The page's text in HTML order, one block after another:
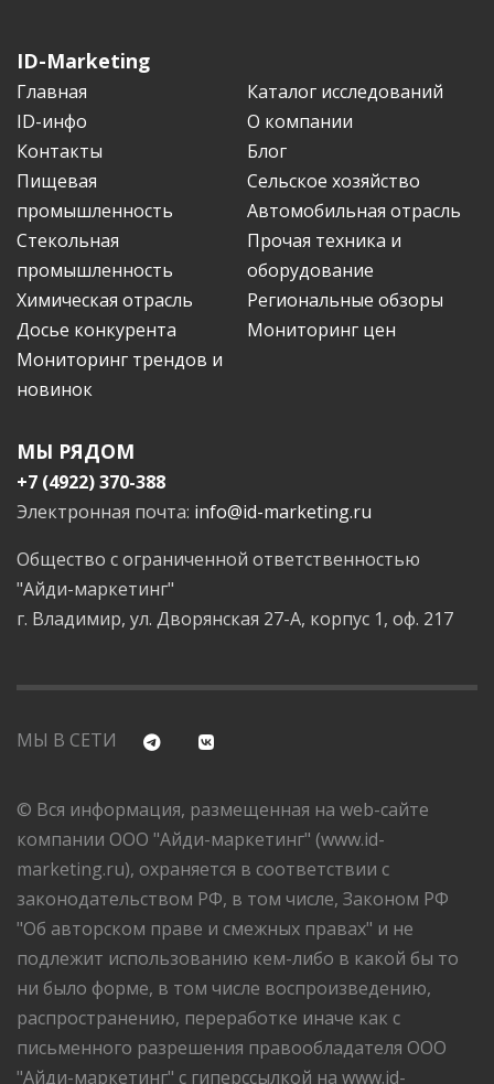
ID-Marketing
Главная
Каталог исследований
ID-инфо
О компании
Контакты
Блог
Пищевая
промышленность
Сельское хозяйство
Автомобильная отрасль
Стекольная
промышленность
Прочая техника и
оборудование
Химическая отрасль
Региональные обзоры
Досье конкурента
Мониторинг цен
Мониторинг трендов и
новинок
МЫ РЯДОМ
+7 (4922) 370-388
Электронная почта: info@id-marketing.ru
Общество с ограниченной ответственностью
"Айди-маркетинг"
г. Владимир, ул. Дворянская 27-А, корпус 1, оф. 217
МЫ В СЕТИ
© Вся информация, размещенная на web-сайте
компании ООО "Айди-маркетинг" (www.id-
marketing.ru), охраняется в соответствии с
законодательством РФ, в том числе, Законом РФ
"Об авторском праве и смежных правах" и не
подлежит использованию кем-либо в какой бы то
ни было форме, в том числе воспроизведению,
распространению, переработке иначе как с
письменного разрешения правообладателя ООО
"Айди-маркетинг" с гиперссылкой на www.id-